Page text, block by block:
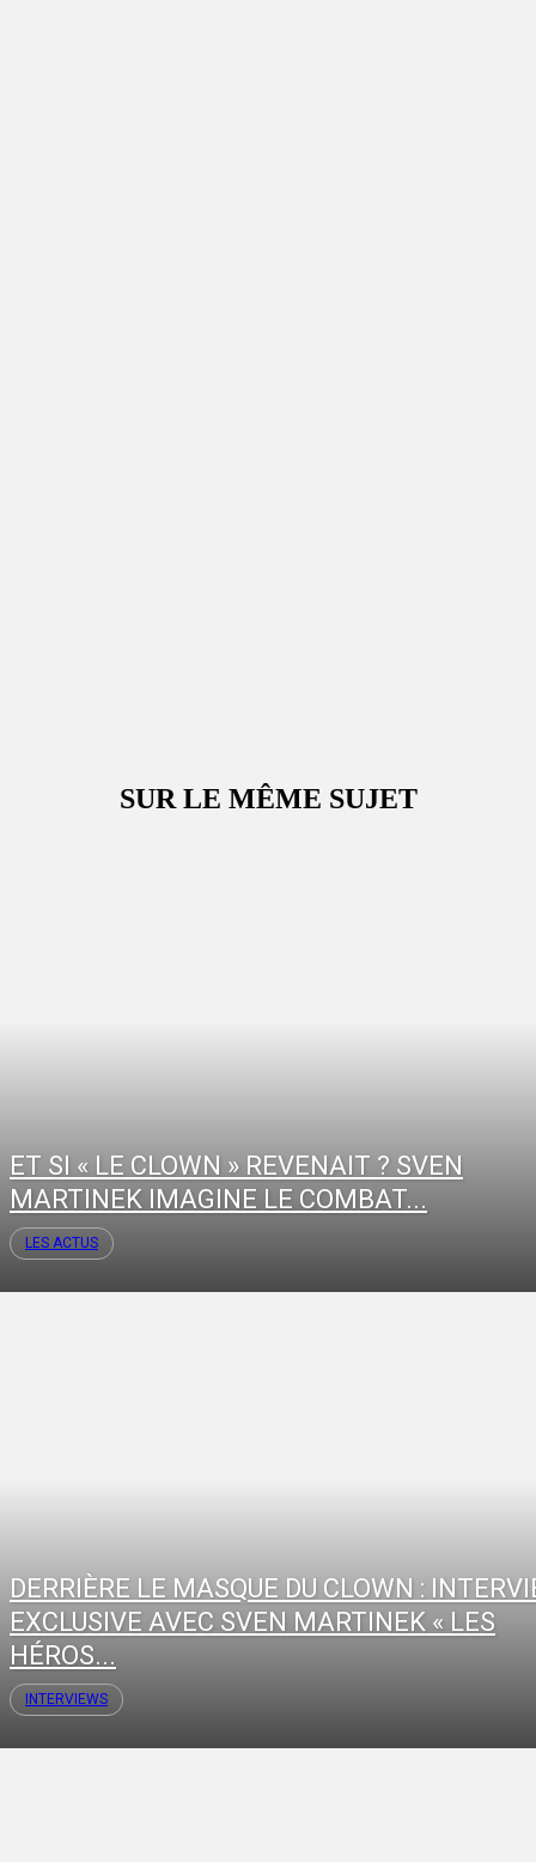
SUR LE MÊME SUJET
ET SI « LE CLOWN » REVENAIT ? SVEN
MARTINEK IMAGINE LE COMBAT...
LES ACTUS
DERRIÈRE LE MASQUE DU CLOWN :
EXCLUSIVE AVEC SVEN MARTINEK « LES
HÉROS...
INTERVIEWS